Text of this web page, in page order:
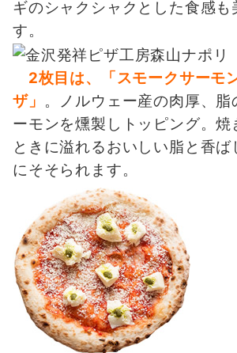
ギのシャクシャクとした食感も
す。
2枚目は、「スモークサーモ
ザ」 。ノルウェー産の肉厚、脂
ーモンを燻製しトッピング。焼
ときに溢れるおいしい脂と香ば
にそそられます。